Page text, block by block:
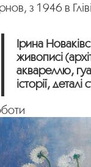
з 1946 в
Ірина
живописі
аквареллю,
історії,